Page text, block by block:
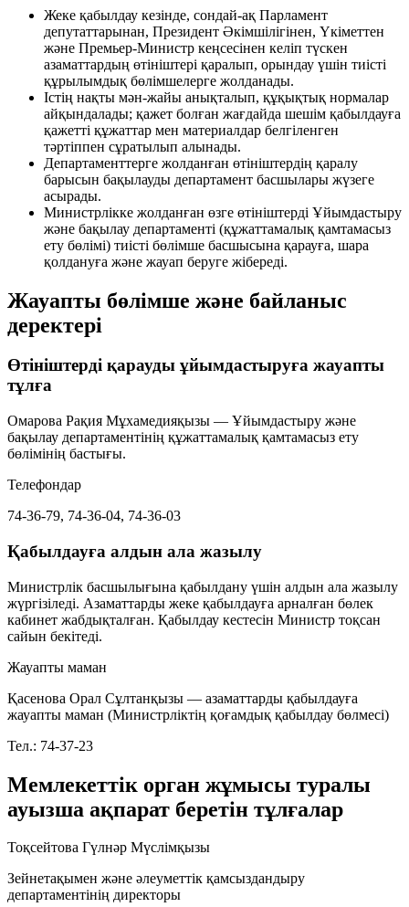
Жеке қабылдау кезінде, сондай-ақ Парламент
депутаттарынан, Президент Әкімшілігінен, Үкіметтен
және Премьер-Министр кеңсесінен келіп түскен
азаматтардың өтініштері қаралып, орындау үшін тиісті
құрылымдық бөлімшелерге жолданады.
Істің нақты мән-жайы анықталып, құқықтық нормалар
айқындалады; қажет болған жағдайда шешім қабылдауға
қажетті құжаттар мен материалдар белгіленген
тәртіппен сұратылып алынады.
Департаменттерге жолданған өтініштердің қаралу
барысын бақылауды департамент басшылары жүзеге
асырады.
Министрлікке жолданған өзге өтініштерді Ұйымдастыру
және бақылау департаменті (құжаттамалық қамтамасыз
ету бөлімі) тиісті бөлімше басшысына қарауға, шара
қолдануға және жауап беруге жібереді.
Жауапты бөлімше және байланыс
деректері
Өтініштерді қарауды ұйымдастыруға жауапты
тұлға
Омарова Рақия Мұхамедияқызы — Ұйымдастыру және
бақылау департаментінің құжаттамалық қамтамасыз ету
бөлімінің бастығы.
Телефондар
74-36-79, 74-36-04, 74-36-03
Қабылдауға алдын ала жазылу
Министрлік басшылығына қабылдану үшін алдын ала жазылу
жүргізіледі. Азаматтарды жеке қабылдауға арналған бөлек
кабинет жабдықталған. Қабылдау кестесін Министр тоқсан
сайын бекітеді.
Жауапты маман
Қасенова Орал Сұлтанқызы — азаматтарды қабылдауға
жауапты маман (Министрліктің қоғамдық қабылдау бөлмесі)
Тел.: 74-37-23
Мемлекеттік орган жұмысы туралы
ауызша ақпарат беретін тұлғалар
Тоқсейтова Гүлнәр Мүслімқызы
Зейнетақымен және әлеуметтік қамсыздандыру
департаментінің директоры